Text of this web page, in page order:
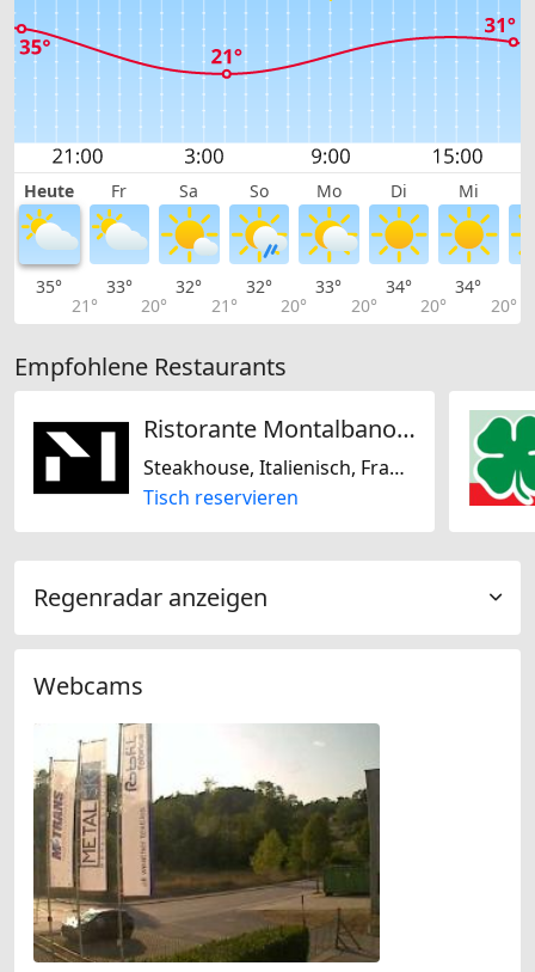
Heute Fr Sa So Mo Di Mi
35°
21°
33°
20°
32°
21°
32°
20°
33°
20°
34°
20°
34°
20°
Empfohlene Restaurants
Ristorante Montalbano by Mirko Rainer
Steakhouse, Italienisch, Französisch, Mediterran, Glutenfrei, Biogerichte, Laktosefrei
Tisch reservieren
Regenradar anzeigen
Webcams